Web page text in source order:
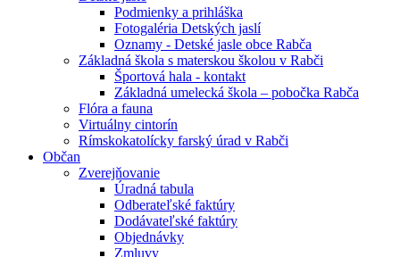
Podmienky a prihláška
Fotogaléria Detských jaslí
Oznamy - Detské jasle obce Rabča
Základná škola s materskou školou v Rabči
Športová hala - kontakt
Základná umelecká škola – pobočka Rabča
Flóra a fauna
Virtuálny cintorín
Rímskokatolícky farský úrad v Rabči
Občan
Zverejňovanie
Úradná tabula
Odberateľské faktúry
Dodávateľské faktúry
Objednávky
Zmluvy